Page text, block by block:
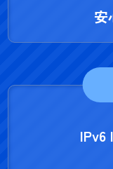
安
IPv6